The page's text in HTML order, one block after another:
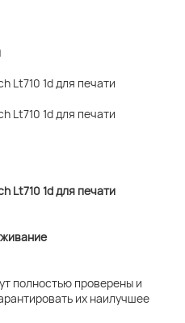
полностью проверены и
их наилучшее